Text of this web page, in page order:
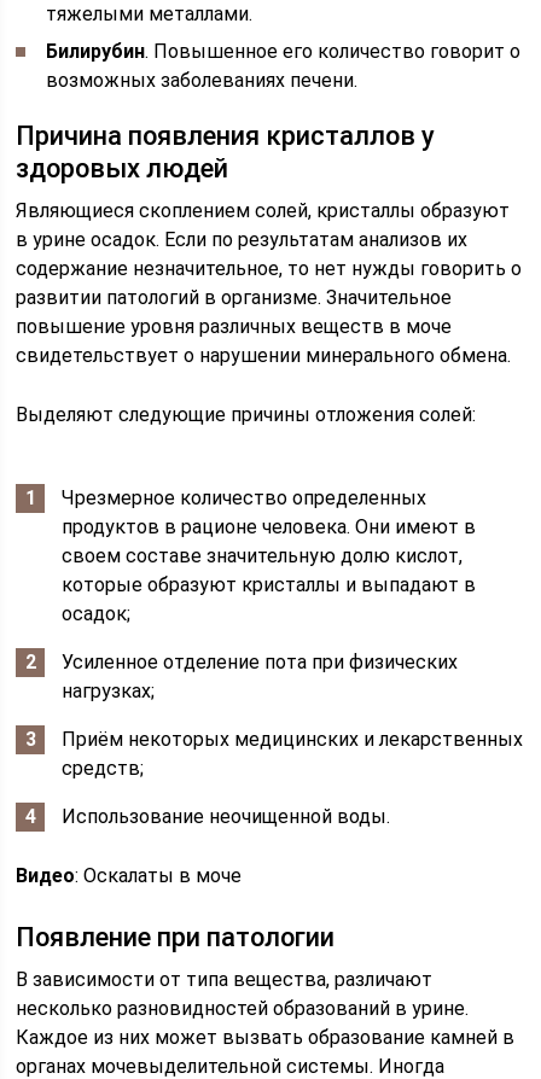
тяжелыми металлами.
Билирубин. Повышенное его количество говорит о
возможных заболеваниях печени.
Причина появления кристаллов у
здоровых людей
Являющиеся скоплением солей, кристаллы образуют
в урине осадок. Если по результатам анализов их
содержание незначительное, то нет нужды говорить о
развитии патологий в организме. Значительное
повышение уровня различных веществ в моче
свидетельствует о нарушении минерального обмена.
Выделяют следующие причины отложения солей:
Чрезмерное количество определенных
продуктов в рационе человека. Они имеют в
своем составе значительную долю кислот,
которые образуют кристаллы и выпадают в
осадок;
Усиленное отделение пота при физических
нагрузках;
Приём некоторых медицинских и лекарственных
средств;
Использование неочищенной воды.
Видео: Оскалаты в моче
Появление при патологии
В зависимости от типа вещества, различают
несколько разновидностей образований в урине.
Каждое из них может вызвать образование камней в
органах мочевыделительной системы. Иногда